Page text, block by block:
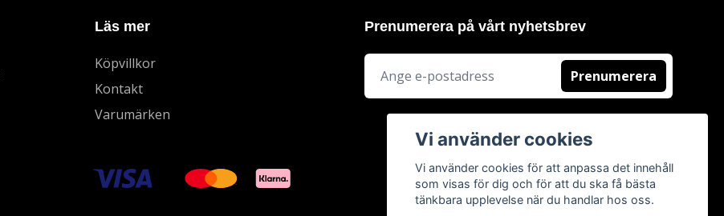
Läs mer
Köpvillkor
Kontakt
Varumärken
Prenumerera på vårt nyhetsbrev
Prenumerera
Vi använder cookies
Vi använder cookies för att anpassa det innehåll
som visas för dig och för att du ska få bästa
tänkbara upplevelse när du handlar hos oss.